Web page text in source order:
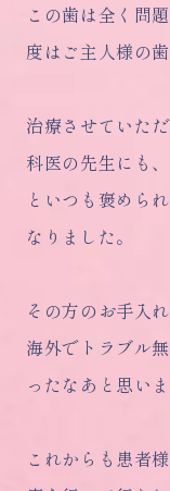
この歯は全く問
度はご主人様の
治療させていた
科医の先生にも
といつも褒めら
なりました。
その方のお手入
海外でトラブル
ったなあと思いま
これからも患者